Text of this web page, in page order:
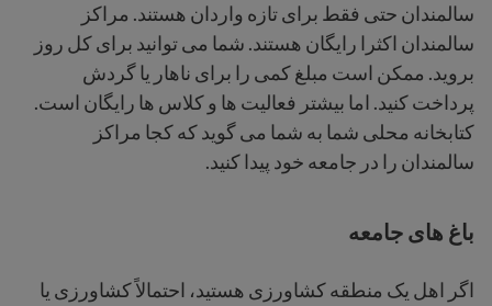
سالمندان حتی فقط برای تازه واردان هستند. مراکز
سالمندان اکثرا رایگان هستند. شما می توانید برای کل روز
بروید. ممکن است مبلغ کمی را برای ناهار یا گردش
پرداخت کنید. اما بیشتر فعالیت ها و کلاس ها رایگان است.
کتابخانه محلی شما به شما می گوید که کجا مراکز
سالمندان را در جامعه خود پیدا کنید.
باغ های جامعه
اگر اهل یک منطقه کشاورزی هستید، احتمالاً کشاورزی یا